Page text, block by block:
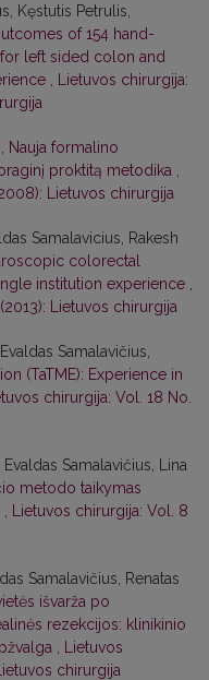
Kęstutis Petrulis,
of 154 hand-
left sided colon and
Lietuvos chirurgija:
Nauja formalino
proktitą metodika
Lietuvos chirurgija
Samalavicius, Rakesh
colorectal
institution experience
Lietuvos chirurgija
Samalavičius,
(TaTME): Experience in
chirurgija: Vol. 18 No.
Samalavičius, Lina
metodo taikymas
Lietuvos chirurgija: Vol. 8
Samalavičius, Renatas
išvarža po
rezekcijos: klinikinio
Lietuvos
chirurgija